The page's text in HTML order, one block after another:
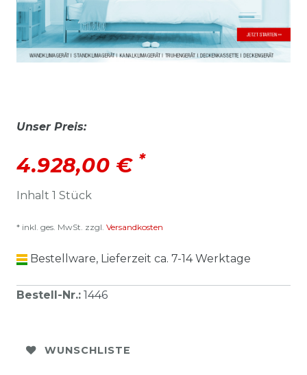
Unser Preis:
4.928,00 € *
Inhalt 1 Stück
* inkl. ges. MwSt. zzgl. Versandkosten
Bestellware, Lieferzeit ca. 7-14 Werktage
Bestell-Nr.: 1446
WUNSCHLISTE